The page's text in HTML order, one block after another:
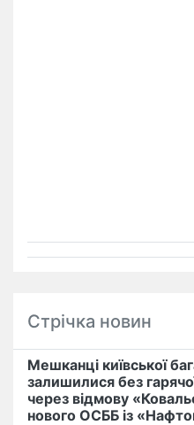
Стрічка новин
Мешканці київської
залишилися без
через відмову
нового ОСББ із